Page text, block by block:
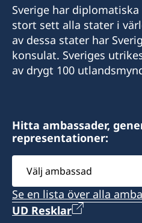
E-post:
Sveriges
Apia
Samoa
Öppettider: Enligt
Honorärkonsul
Sverige har
stort sett alla stater i
av dessa stater har
konsulat. Sveriges
av drygt 100
Hitta ambassader,
representationer:
Välj
ambassad
Se en lista över alla
UD Resklar